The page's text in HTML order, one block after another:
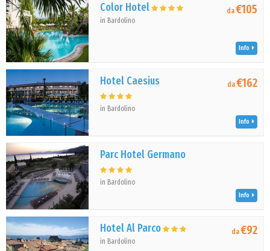
Color Hotel
in Bardolino
da€105
Info
Hotel Caesius
in Bardolino
da€162
Info
Parc Hotel Germano
in Bardolino
Info
Hotel Al Parco
in Bardolino
da€92